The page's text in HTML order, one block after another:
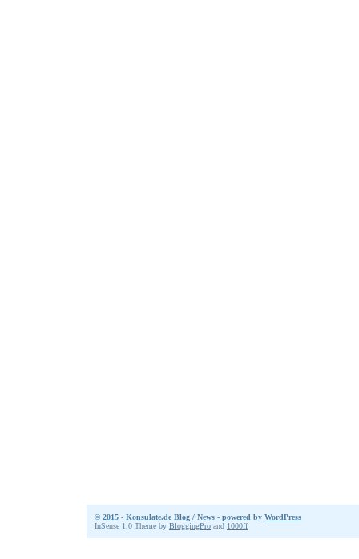
© 2015 - Konsulate.de Blog / News - powered by WordPress
InSense 1.0 Theme by BloggingPro and 1000ff